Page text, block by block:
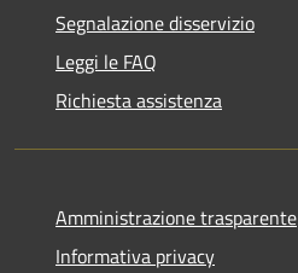
Segnalazione disservizio
Leggi le FAQ
Richiesta assistenza
Amministrazione trasparente
Informativa privacy